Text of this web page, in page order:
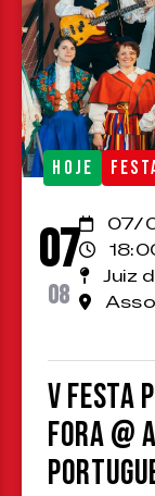
HOJE
07
08
07/
Juiz
V Festa
Fora @